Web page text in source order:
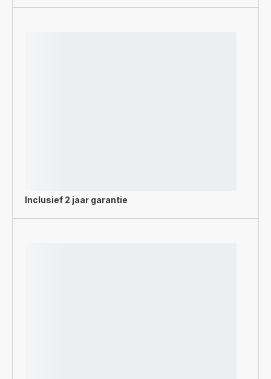
Inclusief 2 jaar garantie